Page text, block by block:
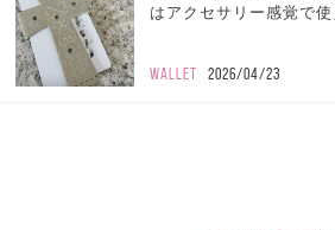
はアクセサリー感覚で
WALLET 2026/04/23